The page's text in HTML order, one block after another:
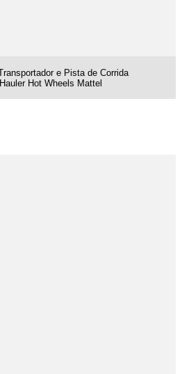
e Pista de Corrida
Hot Wheels Mattel